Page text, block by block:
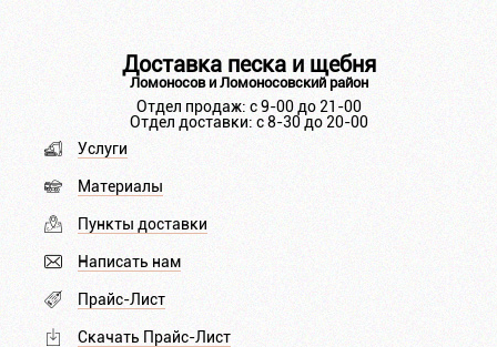
Доставка песка и щебня
Ломоносов и Ломоносовский район
Отдел продаж: с 9-00 до 21-00
Отдел доставки: с 8-30 до 20-00
Услуги
Материалы
Пункты доставки
Написать нам
Прайс-Лист
Скачать Прайс-Лист